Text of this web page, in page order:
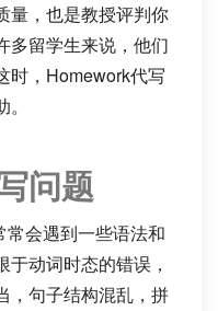
量，也是教授评判你
多留学生来说，他们
时，Homework代写
问题
会遇到一些语法和
动词时态的错误，
，句子结构混乱，拼